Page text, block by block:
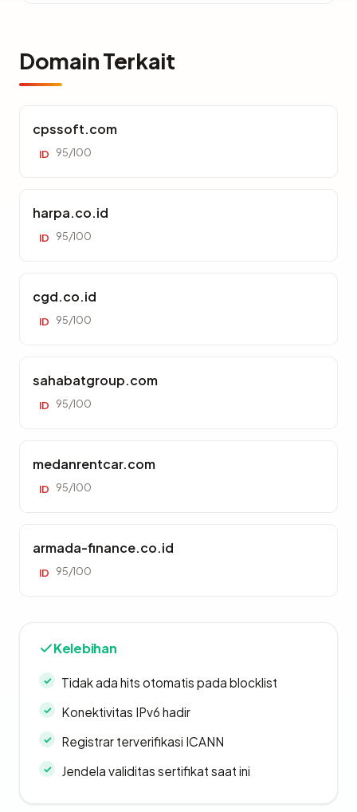
Domain Terkait
cpssoft.com
ID 95/100
harpa.co.id
ID 95/100
cgd.co.id
ID 95/100
sahabatgroup.com
ID 95/100
medanrentcar.com
ID 95/100
armada-finance.co.id
ID 95/100
Kelebihan
Tidak ada hits otomatis pada blocklist
Konektivitas IPv6 hadir
Registrar terverifikasi ICANN
Jendela validitas sertifikat saat ini